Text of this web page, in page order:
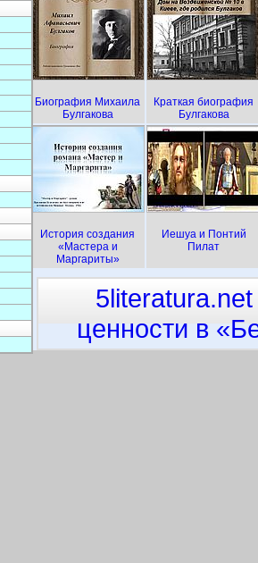
Биография Михаила
Булгакова
Краткая биография
Булгакова
История создания
«Мастера и
Маргариты»
Иешуа и Понтий
Пилат
5literatura.net
ценности в